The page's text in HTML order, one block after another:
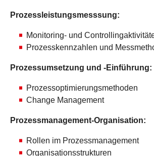
Prozessleistungsmesssung:
Monitoring- und
Prozesskennzahlen und
Prozessumsetzung und -Einführung:
Prozessoptimierungsmethoden
Change Management
Prozessmanagement-Organisation:
Rollen im Prozessmanagement
Organisationsstrukturen